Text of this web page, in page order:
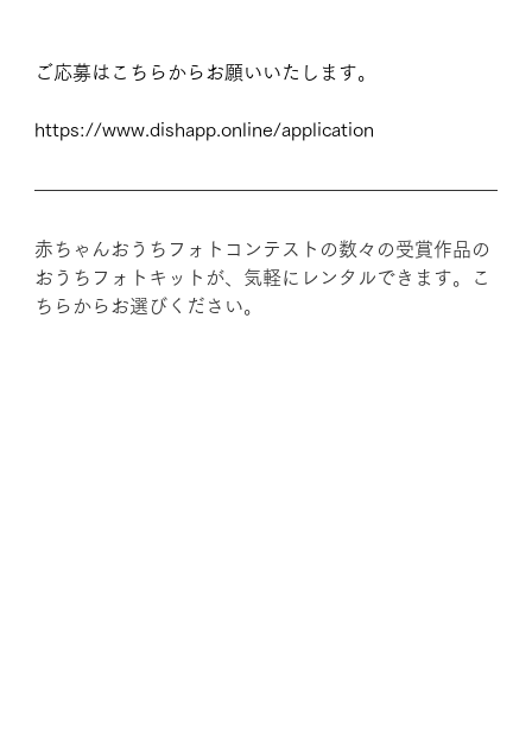
ご応募はこちらからお願いいたします。
https://www.dishapp.online/application
赤ちゃんおうちフォトコンテストの数々の受賞作品の
おうちフォトキットが、気軽にレンタルできます。こ
ちらからお選びください。